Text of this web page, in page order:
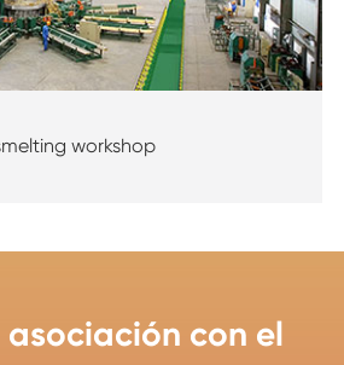
workshop
asociación con el